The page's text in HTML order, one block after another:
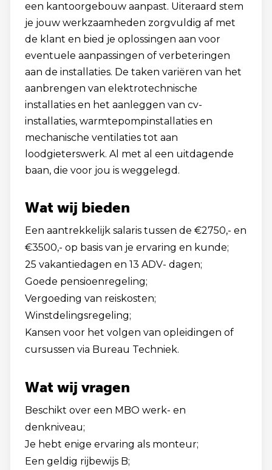
een kantoorgebouw aanpast. Uiteraard stem
je jouw werkzaamheden zorgvuldig af met
de klant en bied je oplossingen aan voor
eventuele aanpassingen of verbeteringen
aan de installaties. De taken variëren van het
aanbrengen van elektrotechnische
installaties en het aanleggen van cv-
installaties, warmtepompinstallaties en
mechanische ventilaties tot aan
loodgieterswerk. Al met al een uitdagende
baan, die voor jou is weggelegd.
Wat wij bieden
Een aantrekkelijk salaris tussen de €2750,- en
€3500,- op basis van je ervaring en kunde;
25 vakantiedagen en 13 ADV- dagen;
Goede pensioenregeling;
Vergoeding van reiskosten;
Winstdelingsregeling;
Kansen voor het volgen van opleidingen of
cursussen via Bureau Techniek.
Wat wij vragen
Beschikt over een MBO werk- en
denkniveau;
Je hebt enige ervaring als monteur;
Een geldig rijbewijs B;